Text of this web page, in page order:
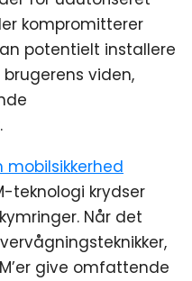
kompromitterer
potentielt installere
viden,
mobilsikkerhed
teknologi krydser
Når det
give omfattende